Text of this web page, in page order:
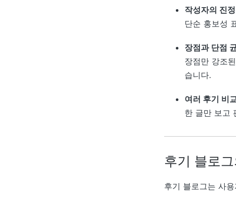
작성자의 진
단순 홍보성
장점과 단점
장점만 강조
습니다.
여러 후기 비
한 글만 보고
후기 블로
후기 블로그는 사